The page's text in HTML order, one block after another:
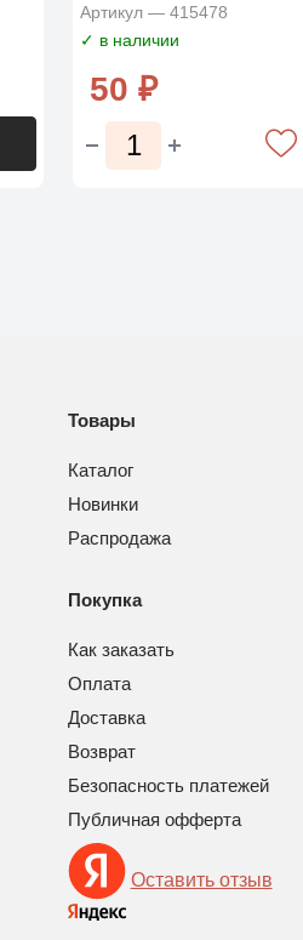
Артикул — 415478
✓ в наличии
50 ₽
Товары
Каталог
Новинки
Распродажа
Покупка
Как заказать
Оплата
Доставка
Возврат
Безопасность платежей
Публичная офферта
Оставить отзыв